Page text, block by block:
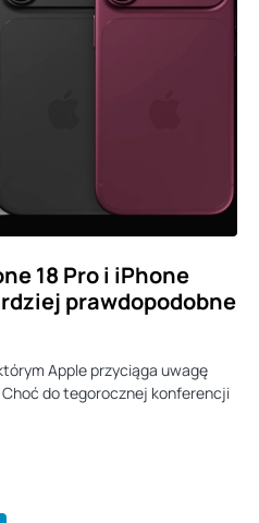
18 Pro i iPhone
prawdopodobne
Apple przyciąga uwagę
do tegorocznej konferencji